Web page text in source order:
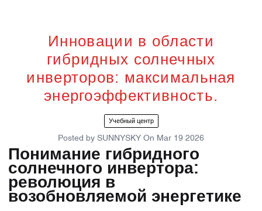
Инновации в области
гибридных солнечных
инверторов: максимальная
энергоэффективность.
Учебный центр
Posted by SUNNYSKY On Mar 19 2026
Понимание гибридного
солнечного инвертора:
революция в
возобновляемой энергетике